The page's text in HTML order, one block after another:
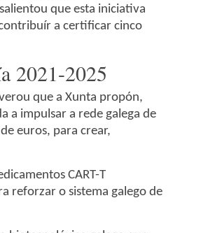
que esta iniciativa
a certificar cinco
2021-2025
que a Xunta propón,
a impulsar a rede galega de
euros, para crear,
CART-T
reforzar o sistema galego de